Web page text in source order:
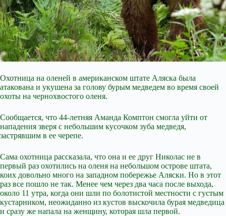
Охотница на оленей в американском штате Аляска была
атакована и укушена за голову бурым медведем во время своей
охоты на чернохвостого оленя.
Сообщается, что 44-летняя Аманда Комптон смогла уйти от
нападения зверя с небольшим кусочком зуба медведя,
застрявшим в ее черепе.
Сама охотница рассказала, что она и ее друг Николас не в
первый раз охотились на оленя на небольшом острове штата,
коих довольно много на западном побережье Аляски. Но в этот
раз все пошло не так. Менее чем через два часа после выхода,
около 11 утра, когда они шли по болотистой местности с густым
кустарником, неожиданно из кустов выскочила бурая медведица
и сразу же напала на женщину, которая шла первой.